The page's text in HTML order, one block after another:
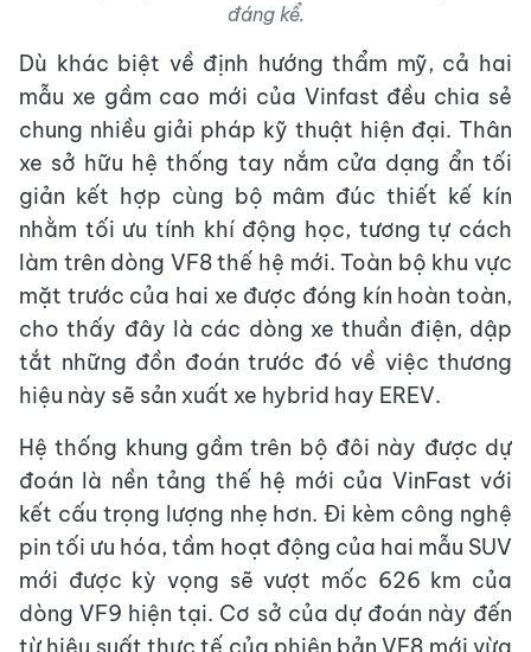
đáng kể.
Dù khác biệt về định hướng thẩm mỹ, cả hai
mẫu xe gầm cao mới của Vinfast đều chia sẻ
chung nhiều giải pháp kỹ thuật hiện đại. Thân
xe sở hữu hệ thống tay nắm cửa dạng ẩn tối
giản kết hợp cùng bộ mâm đúc thiết kế kín
nhằm tối ưu tính khí động học, tương tự cách
làm trên dòng VF8 thế hệ mới. Toàn bộ khu vực
mặt trước của hai xe được đóng kín hoàn toàn,
cho thấy đây là các dòng xe thuần điện, dập
tắt những đồn đoán trước đó về việc thương
hiệu này sẽ sản xuất xe hybrid hay EREV.
Hệ thống khung gầm trên bộ đôi này được dự
đoán là nền tảng thế hệ mới của VinFast với
kết cấu trọng lượng nhẹ hơn. Đi kèm công nghệ
pin tối ưu hóa, tầm hoạt động của hai mẫu SUV
mới được kỳ vọng sẽ vượt mốc 626 km của
dòng VF9 hiện tại. Cơ sở của dự đoán này đến